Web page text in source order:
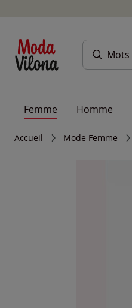
Femme Homme
Accueil Mode Femme